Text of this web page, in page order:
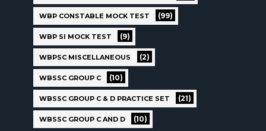
WBP CONSTABLE MOCK TEST (99)
WBP SI MOCK TEST (9)
WBPSC MISCELLANEOUS (2)
WBSSC GROUP C (10)
WBSSC GROUP C & D PRACTICE SET (21)
WBSSC GROUP C AND D (10)